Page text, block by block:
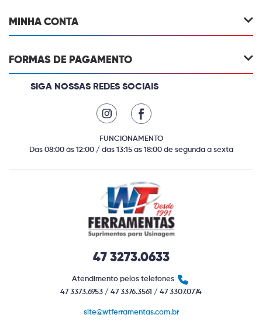
MINHA CONTA
FORMAS DE PAGAMENTO
SIGA NOSSAS REDES SOCIAIS
FUNCIONAMENTO
Das 08:00 às 12:00 / das 13:15 as 18:00 de segunda a sexta
47 3273.0633
Atendimento pelos telefones
47 3373.6953 / 47 3376.3561 / 47 3307.0774
site@wtferramentas.com.br